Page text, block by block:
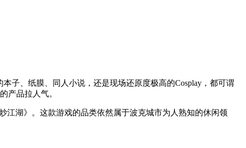
子、纸膜、同人小说，还是现场还原度极高的Cosplay，都可谓
产品拉人气。
江湖》。这款游戏的品类依然属于波克城市为人熟知的休闲领